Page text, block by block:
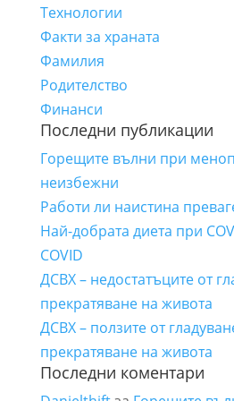
Технологии
Факти за храната
Фамилия
Родителство
Финанси
Последни публикации
Горещите вълни при
неизбежни
Работи ли наистина
Най-добрата диета при
COVID
ДСВХ – недостатъците от
прекратяване на живота
ДСВХ – ползите от
прекратяване на живота
Последни коментари